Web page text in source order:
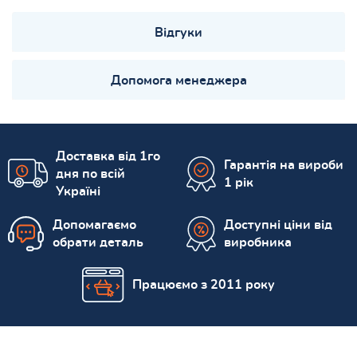
Відгуки
Допомога менеджера
Доставка від 1го
дня по всій
Україні
Гарантія на вироби
1 рік
Допомагаємо
обрати деталь
Доступні ціни від
виробника
Працюємо з 2011 року